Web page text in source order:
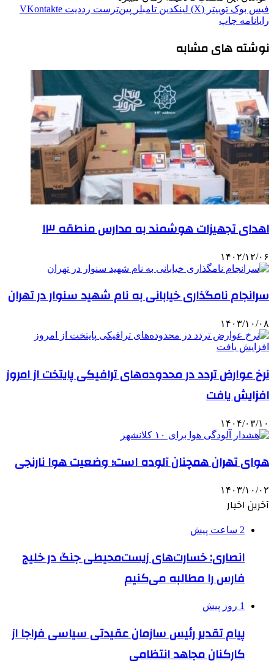
فیس بوک توییتر (X) لینکدین ‫تامبلر ‫پین‌ترست ‫رددیت ‫VKontakte
رایانامه چاپ
نوشته های مشابه
اهدای تجهیزات هوشمند به مدارس منطقه ۱۳
۱۴۰۲/۱۲/۰۶
سرانجام نامگذاری خیابانی به نام شهید سنوار در تهران
۱۴۰۳/۱۰/۰۸
نرخ عوارض تردد در محدوده‌های ترافیکی پایتخت از امروز
افزایش یافت
۱۴۰۴/۰۳/۱۰
هوای تهران همچنان آلوده است؛ وضعیت هوا نارنجی
۱۴۰۳/۱۰/۰۲
آخرین اخبار
2 ساعت پیش
انصاری: خسارت‌های زیست‌محیطی جنگ در خلیج
فارس را مطالبه‌ می‌کنیم
1 روز پیش
پیام تقدیر رئیس سازمان عقیدتی سیاسی فراجا از
کارکنان مجاهد انتظامی